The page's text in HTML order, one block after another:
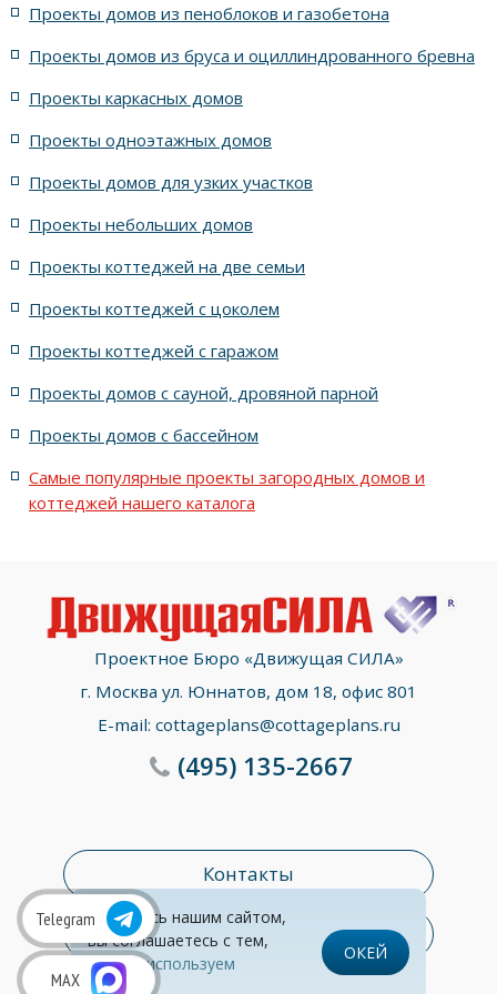
Telegram
MAX
7 спален с крышей шале 5 спален и террасой
жилых в стиле Райта с 5 комнатами
жилых в английском стиле
жилых в современном стиле с террасой
с террасой и 6 комнатами
Проекты домов из пеноблоков и газобетона
Проекты домов из бруса и оциллиндрованного бревна
Проекты каркасных домов
Проекты одноэтажных домов
Проекты домов для узких участков
Проекты небольших домов
Проекты коттеджей на две семьи
Проекты коттеджей с цоколем
Проекты коттеджей с гаражом
Проекты домов с сауной, дровяной парной
Проекты домов с бассейном
Самые популярные проекты загородных домов и
коттеджей нашего каталога
© Все права защищены
Проектное Бюро «Движущая СИЛА»
г. Москва ул. Юннатов, дом 18, офис 801
E-mail: cottageplans@cottageplans.ru
Контакты
Раздел консультаций
(495)135-2667
Обработка персональных данных
Пользуясь нашим сайтом,
вы соглашаетесь с тем,
чтомы используем
cookies
ОКЕЙ